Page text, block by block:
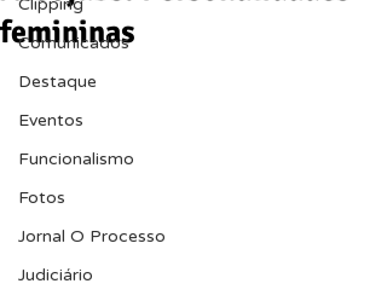
Clipping
Comunicados
Destaque
Eventos
Funcionalismo
Fotos
Jornal O Processo
Judiciário
femininas